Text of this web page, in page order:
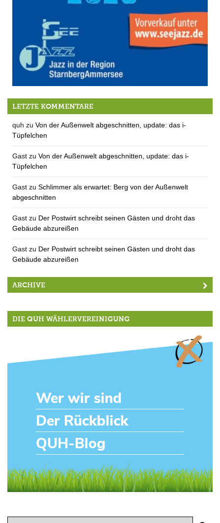
7.-16.8.: Seejazz Festival
LETZTE KOMMENTARE
quh zu Von der Außenwelt abgeschnitten, update: das i-
Tüpfelchen
Gast zu Von der Außenwelt abgeschnitten, update: das i-
Tüpfelchen
Gast zu Schlimmer als erwartet: Berg von der Außenwelt
abgeschnitten
Gast zu Der Postwirt schreibt seinen Gästen und droht das
Gebäude abzureißen
Gast zu Der Postwirt schreibt seinen Gästen und droht das
Gebäude abzureißen
ARCHIVE
DIE QUH WÄHLERVEREINIGUNG
Wer wir sind
Der Rückblick
QUH-Blog